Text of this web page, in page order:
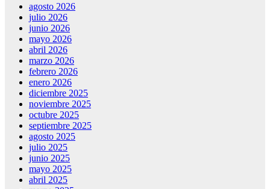
agosto 2026
julio 2026
junio 2026
mayo 2026
abril 2026
marzo 2026
febrero 2026
enero 2026
diciembre 2025
noviembre 2025
octubre 2025
septiembre 2025
agosto 2025
julio 2025
junio 2025
mayo 2025
abril 2025